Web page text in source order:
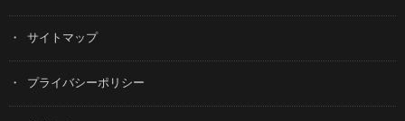
サイトマップ
プライバシーポリシー